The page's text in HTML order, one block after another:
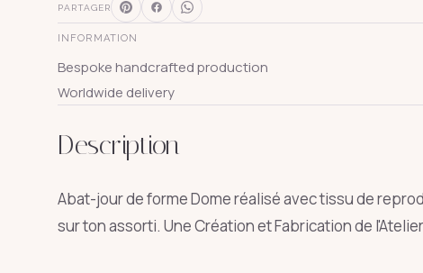
PARTAGER
INFORMATION
Bespoke handcrafted production
Worldwide delivery
Description
Abat-jour de forme Dome réalisé avec tissu de
sur ton assorti. Une Création et Fabrication de